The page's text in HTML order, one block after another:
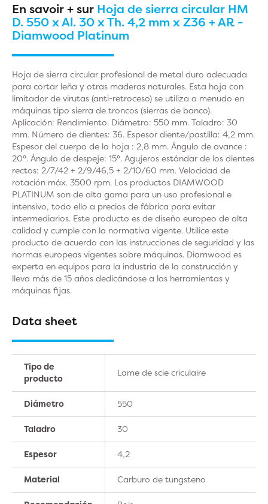
En savoir + sur Hoja de sierra circular HM
D. 550 x Al. 30 x Th. 4,2 mm x Z36 + AR -
Diamwood Platinum
Hoja de sierra circular profesional de metal duro adecuada
para cortar leña y otras maderas naturales. Esta hoja con
limitador de virutas (anti-retroceso) se utiliza a menudo en
máquinas tipo sierra de troncos (sierras de banco).
Aplicación: Rendimiento. Diámetro: 550 mm. Taladro: 30
mm. Número de dientes: 36. Espesor diente/pastilla: 4,2 mm.
Espesor del cuerpo de la hoja : 2,8 mm. Ángulo de avance :
20°. Ángulo de despeje: 15°. Agujeros estándar de los dientes
rectos: 2/7/42 + 2/9/46,5 + 2/10/60 mm. Velocidad de
rotación máx. 3500 rpm. Los productos DIAMWOOD
PLATINUM son de alta gama para un uso profesional e
intensivo, todo ello a precios de fábrica para evitar
intermediarios. Este producto es de diseño europeo de alta
calidad y cumple con la normativa vigente. Utilice este
producto de acuerdo con las instrucciones de seguridad y las
normas europeas vigentes sobre máquinas. Diamwood es
experta en equipos para la industria de la construcción y
lleva más de 15 años dedicándose a las herramientas y
máquinas fijas.
Data sheet
Tipo de
producto
Lame de scie criculaire
Diámetro 550
Taladro 30
Espesor 4,2
Material Carburo de tungsteno